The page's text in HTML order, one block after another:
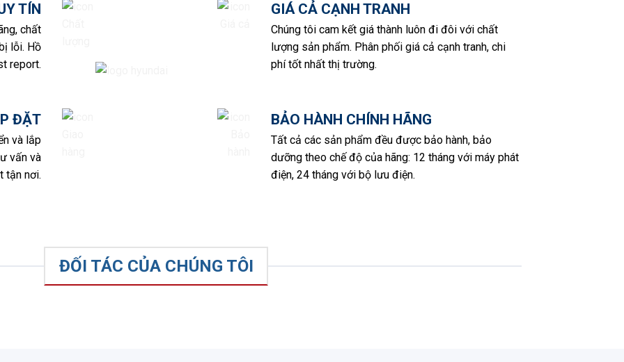
TÍN
chất
lỗi. Hồ
report.
ĐẶT
và lắp
vấn và
tận nơi.
GIÁ CẢ CẠNH TRANH
Chúng tôi cam kết giá thành luôn đi đôi với chất
lượng sản phẩm. Phân phối giá cả cạnh tranh, chi
phí tốt nhất thị trường.
BẢO HÀNH CHÍNH HÃNG
Tất cả các sản phẩm đều được bảo hành, bảo
dưỡng theo chế độ của hãng: 12 tháng với máy phát
điện, 24 tháng với bộ lưu điện.
ĐỐI TÁC CỦA CHÚNG TÔI